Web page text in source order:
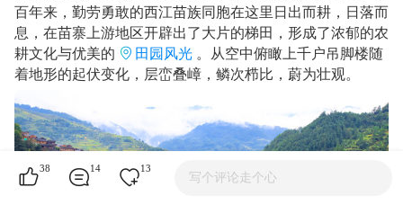
百年来，勤劳勇敢的西江苗族同胞在这里日出而耕，日落而
息，在苗寨上游地区开辟出了大片的梯田，形成了浓郁的农
耕文化与优美的
田园风光 。从空中俯瞰上千户吊脚楼随
着地形的起伏变化，层峦叠嶂，鳞次栉比，蔚为壮观。
38 14 13
写个评论走个心